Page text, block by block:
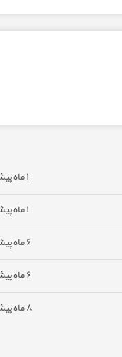
۱ ماه پیش
۱ ماه پیش
۶ ماه پیش
۶ ماه پیش
۸ ماه پیش